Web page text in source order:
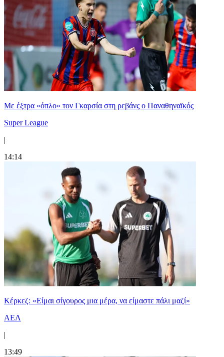
Mε έξτρα «όπλο» τον Γκαρσία στη ρεβάνς ο Παναθηναϊκός
Super League
|
14:14
Κέρκεζ: «Είμαι σίγουρος μια μέρα, να είμαστε πάλι μαζί»
ΑΕΛ
|
13:49